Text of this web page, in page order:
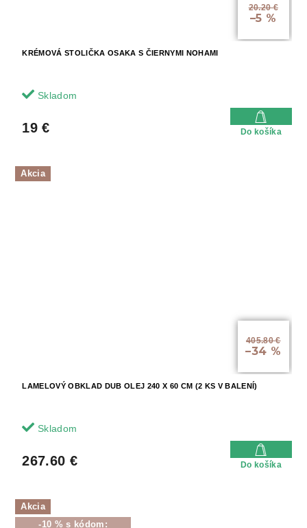
20.20 €
–5 %
KRÉMOVÁ STOLIČKA OSAKA S ČIERNYMI NOHAMI
Skladom
19 € Do košíka
Akcia
405.80 €
–34 %
LAMELOVÝ OBKLAD DUB OLEJ 240 X 60 CM (2 KS V BALENÍ)
Skladom
267.60 € Do košíka
Akcia
-10 % s kódom: